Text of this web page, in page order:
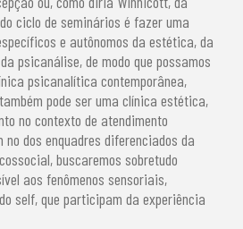
ciclo de seminários é fazer uma
e autônomos da estética, da
psicanálise, de modo que possamos
psicanalítica contemporânea,
pode ser uma clínica estética,
no contexto de atendimento
no dos enquadres diferenciados da
buscaremos sobretudo
aos fenômenos sensoriais,
self, que participam da experiência